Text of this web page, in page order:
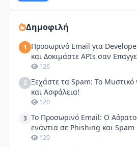
Δημοφιλή
1
Προσωρινό Email για
και Δοκιμάστε APIs σαν
126
2 Ξεχάστε τα Spam: Το Μυστικό
και Ασφάλεια!
120
3 Το Προσωρινό Email: Ο
ενάντια σε Phishing και Spam
120